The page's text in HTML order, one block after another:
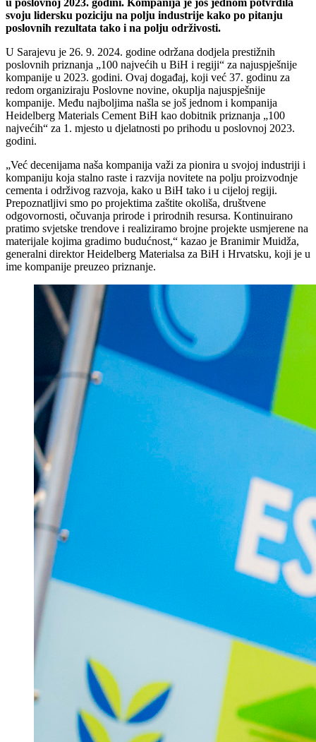
svoju lidersku poziciju na polju industrije kako po pitanju
poslovnih rezultata tako i na polju održivosti.
U Sarajevu je 26. 9. 2024. godine održana dodjela prestižnih
poslovnih priznanja „100 najvećih u BiH i regiji“ za najuspješnije
kompanije u 2023. godini. Ovaj događaj, koji već 37. godinu za
redom organiziraju Poslovne novine, okuplja najuspješnije
kompanije. Među najboljima našla se još jednom i kompanija
Heidelberg Materials Cement BiH kao dobitnik priznanja „100
najvećih“ za 1. mjesto u djelatnosti po prihodu u poslovnoj 2023.
godini.
„Već decenijama naša kompanija važi za pionira u svojoj industriji i
kompaniju koja stalno raste i razvija novitete na polju proizvodnje
cementa i održivog razvoja, kako u BiH tako i u cijeloj regiji.
Prepoznatljivi smo po projektima zaštite okoliša, društvene
odgovornosti, očuvanja prirode i prirodnih resursa. Kontinuirano
pratimo svjetske trendove i realiziramo brojne projekte usmjerene na
materijale kojima gradimo budućnost,“ kazao je Branimir Muidža,
generalni direktor Heidelberg Materialsa za BiH i Hrvatsku, koji je u
ime kompanije preuzeo priznanje.